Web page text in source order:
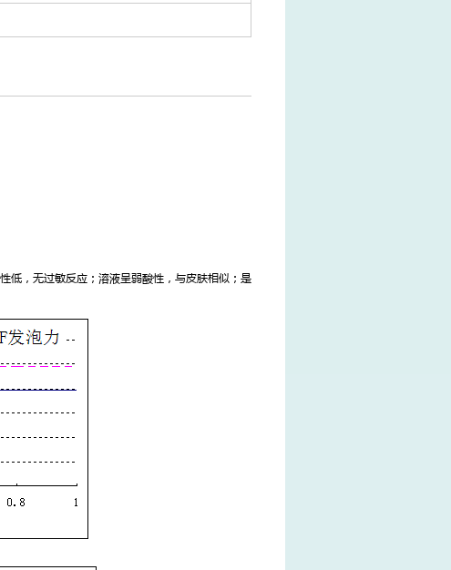
，无过敏反应；溶液呈弱酸性，与皮肤相似；是